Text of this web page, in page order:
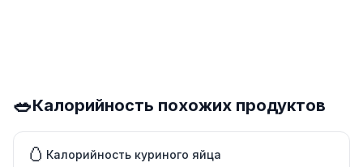
🥗Калорийность похожих продуктов
🥚 Калорийность куриного яйца